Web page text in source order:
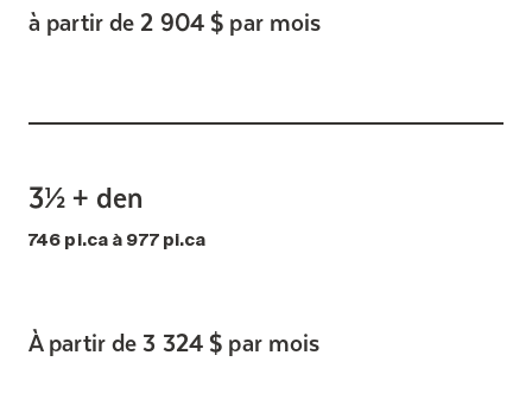
à partir de 2 904 $ par mois
3½ + den
746 pi.ca à 977 pi.ca
À partir de 3 324 $ par mois